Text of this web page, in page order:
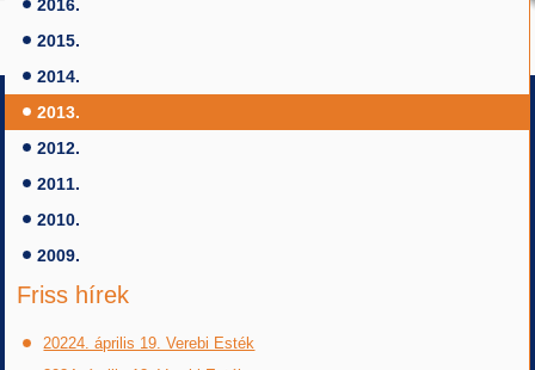
2016.
2015.
2014.
2013.
2012.
2011.
2010.
2009.
Friss hírek
20224. április 19. Verebi Esték